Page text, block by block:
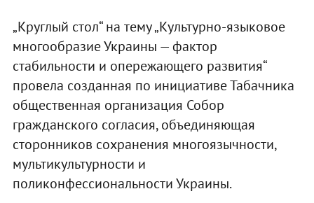
„Круглый стол“ на тему „Культурно-языковое
многообразие Украины — фактор
стабильности и опережающего развития“
провела созданная по инициативе Табачника
общественная организация Собор
гражданского согласия, объединяющая
сторонников сохранения многоязычности,
мультикультурности и
поликонфессиональности Украины.